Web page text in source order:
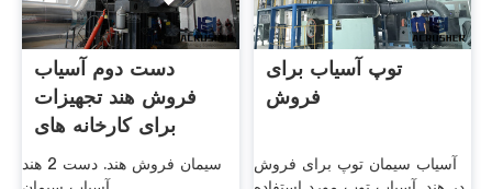
دست دوم آسیاب
فروش هند تجهیزات
برای کارخانه های
سیمان سیمان فروش هند. دست 2 هند
توپ آسیاب برای
فروش
آسیاب سیمان توپ برای فروش